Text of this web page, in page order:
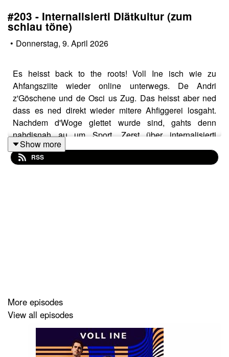
#203 - Internalisierti Diätkultur (zum
schlau töne)
• Donnerstag, 9. April 2026
Es heisst back to the roots! Voll Ine isch wie zu
Ahfangsziite wieder online unterwegs. De Andri
z'Göschene und de Osci us Zug. Das heisst aber ned
dass es ned direkt wieder mitere Ahfiggerei losgaht.
Nachdem d'Woge glettet wurde sind, gahts denn
nahdisnah au um Sport. Zerst über internalisierti
Diätkultur (sehr schlaus Wort, bravo Osci) und
d'Problematik vo Voll Ine wenns ums Thema Esse gaht.
Show more
RSS
More episodes
View all episodes